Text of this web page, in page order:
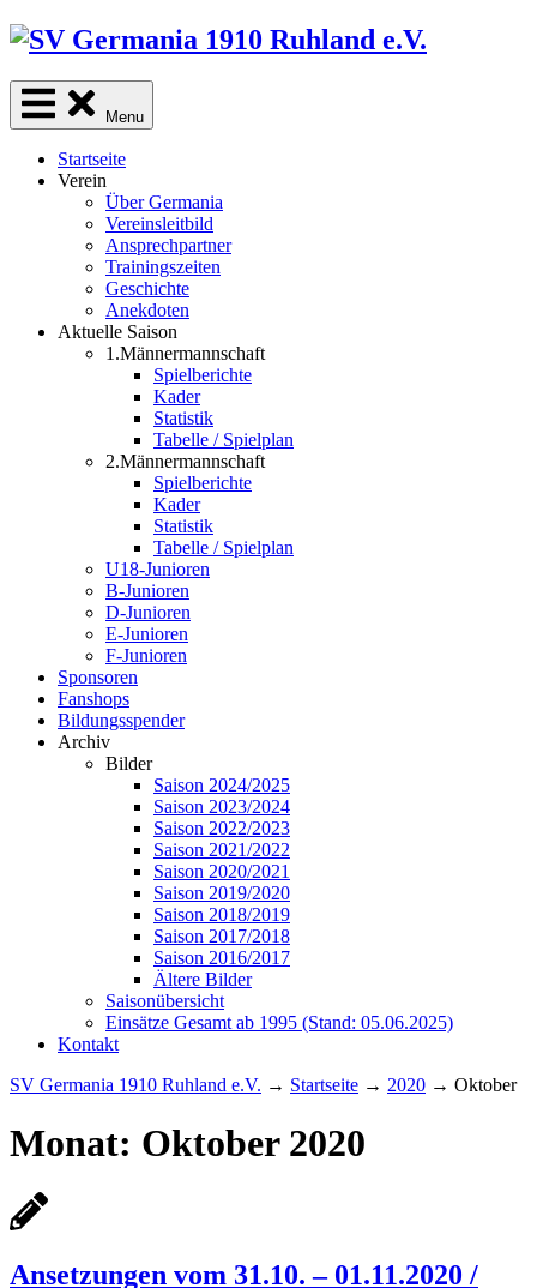
Skip
content
Menu
Startseite
Verein
Über Germania
Vereinsleitbild
Ansprechpartner
Trainingszeiten
Geschichte
Anekdoten
Aktuelle Saison
1.Männermannschaft
Spielberichte
Kader
Statistik
Tabelle / Spielplan
2.Männermannschaft
Spielberichte
Kader
Statistik
Tabelle / Spielplan
U18-Junioren
B-Junioren
D-Junioren
E-Junioren
F-Junioren
Sponsoren
Fanshops
Bildungsspender
Archiv
Bilder
Saison 2024/2025
Saison 2023/2024
Saison 2022/2023
Saison 2021/2022
Saison 2020/2021
Saison 2019/2020
Saison 2018/2019
Saison 2017/2018
Saison 2016/2017
Ältere Bilder
Saisonübersicht
Einsätze Gesamt ab 1995 (Stand: 05.06.2025)
Kontakt
SV Germania 1910 Ruhland e.V. → Startseite → 2020 → Oktober
Monat: Oktober 2020
Ansetzungen vom 31.10. – 01.11.2020 /